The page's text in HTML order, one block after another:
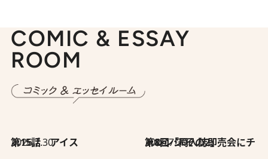
COMIC & ESSAY
ROOM
2026.7.30
第15話 アイス 2026.7.30
第8回「同人誌即売会にチャレンジ その2」